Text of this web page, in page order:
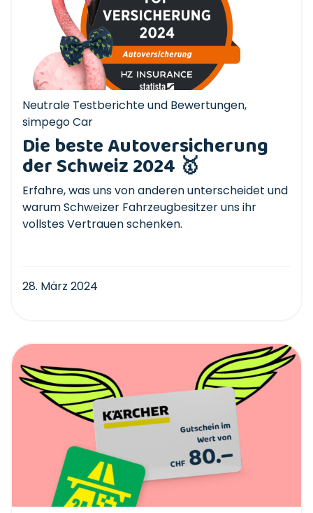
Neutrale Testberichte und Bewertungen,
simpego Car
Die beste Autoversicherung
der Schweiz 2024 🥇
Erfahre, was uns von anderen unterscheidet und
warum Schweizer Fahrzeugbesitzer uns ihr
vollstes Vertrauen schenken.
28. März 2024